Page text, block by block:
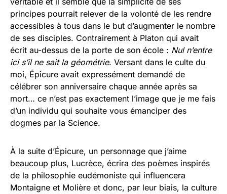
principes pourrait relever de la volonté de les rendre
accessibles à tous dans le but d’augmenter le nombre
de ses disciples. Contrairement à Platon qui avait
écrit au-dessus de la porte de son école : Nul n’entre
ici s’il ne sait la géométrie. Versant dans le culte du
moi, Épicure avait expressément demandé de
célébrer son anniversaire chaque année après sa
mort… ce n’est pas exactement l’image que je me fais
d’un individu qui souhaite vous émanciper des
dogmes par la Science.
À la suite d’Épicure, un personnage que j’aime
beaucoup plus, Lucrèce, écrira des poèmes inspirés
de la philosophie eudémoniste qui influencera
Montaigne et Molière et donc, par leur biais, la culture